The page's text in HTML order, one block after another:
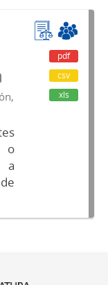
o
a
pdf
csv
xls